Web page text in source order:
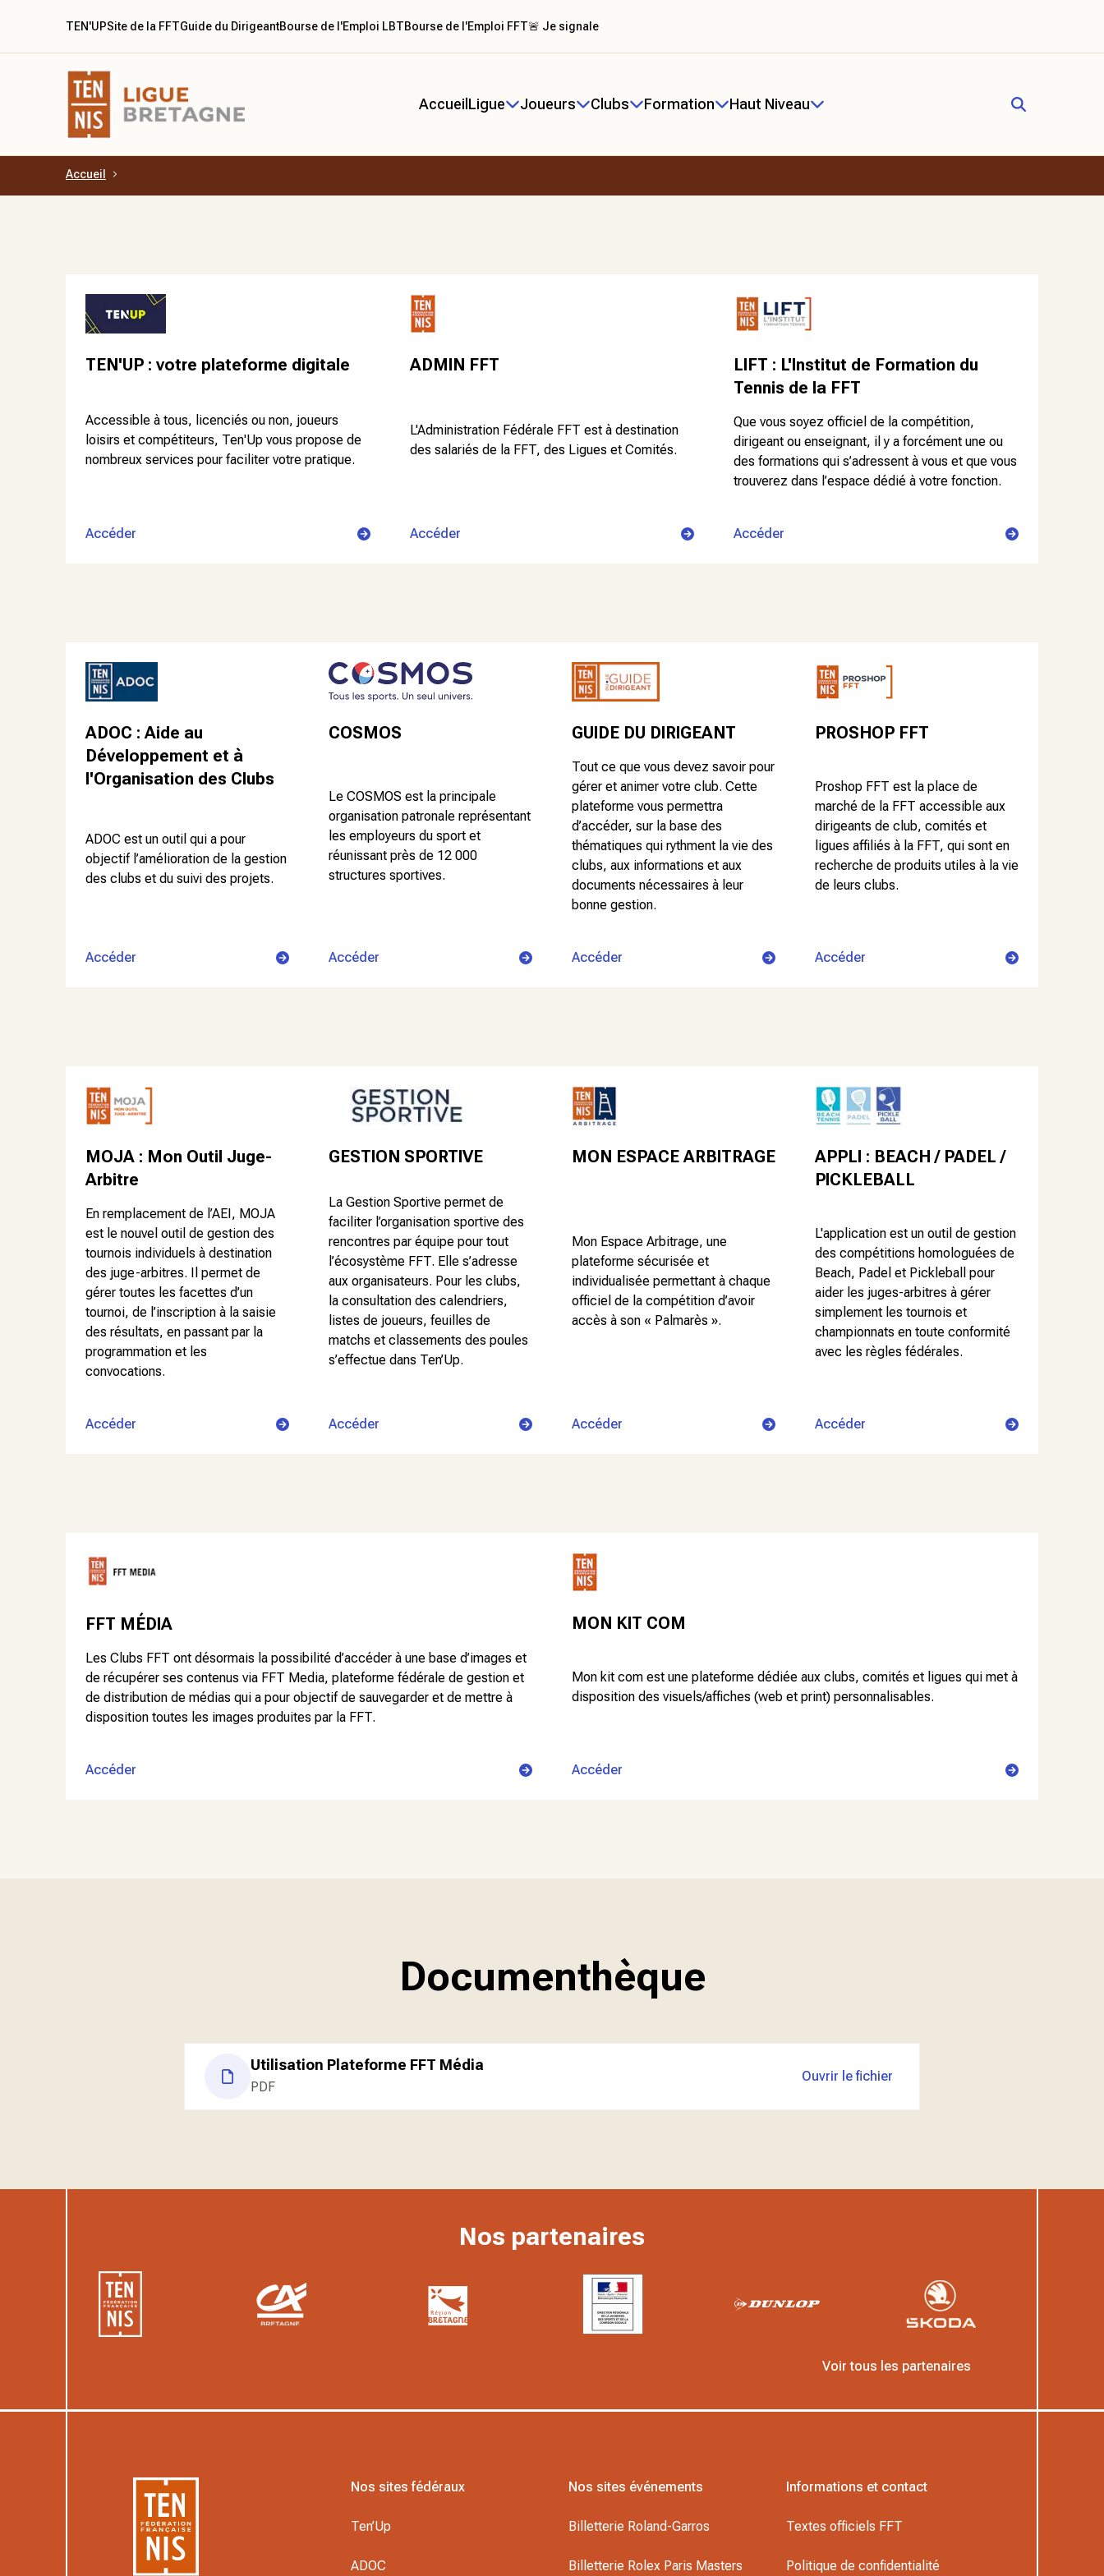
Aller au contenu principal
Accueil Ligue Joueurs Clubs Formation Haut Niveau
TEN'UPSite de la FFTGuide du DirigeantBourse de l'Emploi LBTBourse de l'Emploi FFT🚨 Je signale
Accueil
TEN'UP : votre plateforme digitale
Accessible à tous, licenciés ou non, joueurs
loisirs et compétiteurs, Ten'Up vous propose de
nombreux services pour faciliter votre pratique.
Accéder
ADMIN FFT
L'Administration Fédérale FFT est à destination
des salariés de la FFT, des Ligues et Comités.
Accéder
LIFT : L'Institut de Formation du
Tennis de la FFT
Que vous soyez officiel de la compétition,
dirigeant ou enseignant, il y a forcément une ou
des formations qui s’adressent à vous et que vous
trouverez dans l’espace dédié à votre fonction.
Accéder
ADOC : Aide au
Développement et à
l'Organisation des Clubs
ADOC est un outil qui a pour
objectif l’amélioration de la gestion
des clubs et du suivi des projets.
Accéder
COSMOS
Le COSMOS est la principale
organisation patronale représentant
les employeurs du sport et
réunissant près de 12 000
structures sportives.
Accéder
GUIDE DU DIRIGEANT
Tout ce que vous devez savoir pour
gérer et animer votre club. Cette
plateforme vous permettra
d’accéder, sur la base des
thématiques qui rythment la vie des
clubs, aux informations et aux
documents nécessaires à leur
bonne gestion.
Accéder
PROSHOP FFT
Proshop FFT est la place de
marché de la FFT accessible aux
dirigeants de club, comités et
ligues affiliés à la FFT, qui sont en
recherche de produits utiles à la vie
de leurs clubs.
Accéder
MOJA : Mon Outil Juge-
Arbitre
En remplacement de l’AEI, MOJA
est le nouvel outil de gestion des
tournois individuels à destination
des juge-arbitres. Il permet de
gérer toutes les facettes d’un
tournoi, de l’inscription à la saisie
des résultats, en passant par la
programmation et les
convocations.
Accéder
GESTION SPORTIVE
La Gestion Sportive permet de
faciliter l’organisation sportive des
rencontres par équipe pour tout
l’écosystème FFT. Elle s’adresse
aux organisateurs. Pour les clubs,
la consultation des calendriers,
listes de joueurs, feuilles de
matchs et classements des poules
s’effectue dans Ten’Up.
Accéder
MON ESPACE ARBITRAGE
Mon Espace Arbitrage, une
plateforme sécurisée et
individualisée permettant à chaque
officiel de la compétition d’avoir
accès à son « Palmarès ».
Accéder
APPLI : BEACH / PADEL /
PICKLEBALL
L'application est un outil de gestion
des compétitions homologuées de
Beach, Padel et Pickleball pour
aider les juges-arbitres à gérer
simplement les tournois et
championnats en toute conformité
avec les règles fédérales.
Accéder
FFT MÉDIA
Les Clubs FFT ont désormais la possibilité d’accéder à une base d’images et
de récupérer ses contenus via FFT Media, plateforme fédérale de gestion et
de distribution de médias qui a pour objectif de sauvegarder et de mettre à
disposition toutes les images produites par la FFT.
Accéder
MON KIT COM
Mon kit com est une plateforme dédiée aux clubs, comités et ligues qui met à
disposition des visuels/affiches (web et print) personnalisables.
Accéder
Documenthèque
Utilisation Plateforme FFT Média
PDF
Ouvrir le fichier
Nos partenaires
Voir tous les partenaires
Nos sites fédéraux
Ten’Up
ADOC
Nos sites événements
Billetterie Roland-Garros
Billetterie Rolex Paris Masters
Informations et contact
Textes officiels FFT
Politique de confidentialité